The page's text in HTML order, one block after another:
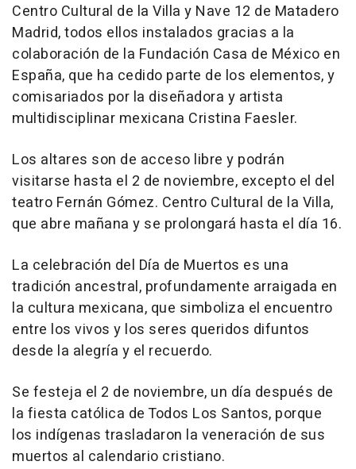
Centro Cultural de la Villa y Nave 12 de Matadero
Madrid, todos ellos instalados gracias a la
colaboración de la Fundación Casa de México en
España, que ha cedido parte de los elementos, y
comisariados por la diseñadora y artista
multidisciplinar mexicana Cristina Faesler.
Los altares son de acceso libre y podrán
visitarse hasta el 2 de noviembre, excepto el del
teatro Fernán Gómez. Centro Cultural de la Villa,
que abre mañana y se prolongará hasta el día 16.
La celebración del Día de Muertos es una
tradición ancestral, profundamente arraigada en
la cultura mexicana, que simboliza el encuentro
entre los vivos y los seres queridos difuntos
desde la alegría y el recuerdo.
Se festeja el 2 de noviembre, un día después de
la fiesta católica de Todos Los Santos, porque
los indígenas trasladaron la veneración de sus
muertos al calendario cristiano.